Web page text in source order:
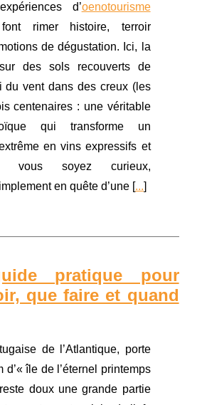
d’oenotourisme
rimer histoire, terroir
de dégustation. Ici, la
des sols recouverts de
du vent dans des creux (les
centenaires : une véritable
qui transforme un
en vins expressifs et
vous soyez curieux,
en quête d’une [...]
pratique pour
que faire et quand
de l’Atlantique, porte
d’« île de l’éternel printemps
doux une grande partie